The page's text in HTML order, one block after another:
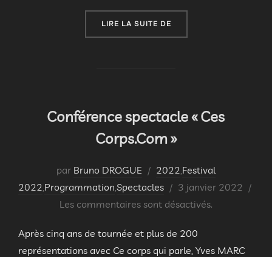
LIRE LA SUITE DE« PUBLIC : MODE
Conférence spectacle « Ces
Corps.Com »
par Bruno DROGUE 2022 Festival
2022 Programmation Spectacles
Publié
le
3 janvier 2022
Les commentaires sont désactivés.
Après cinq ans de tournée et plus de 200
représentations avec Ce corps qui parle, Yves MARC